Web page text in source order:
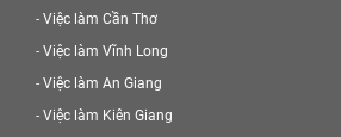
- Việc làm Cần Thơ
- Việc làm Vĩnh Long
- Việc làm An Giang
- Việc làm Kiên Giang